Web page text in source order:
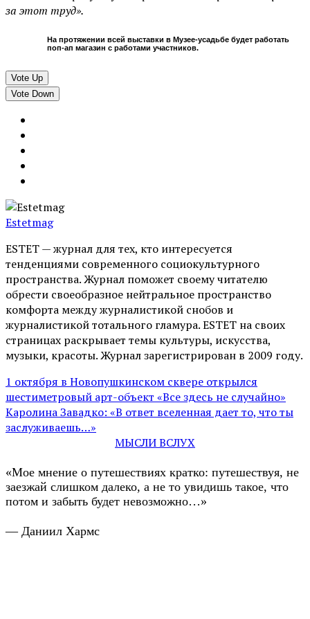
за этот труд».
На протяжении всей выставки в Музее-усадьбе будет работать
поп-ап магазин с работами участников.
Vote Up
Vote Down
Estetmag
ESTET — журнал для тех, кто интересуeтся
тенденциями современного социокультурного
пространства. Журнал поможет своему читателю
обрести своеобразное нейтральное пространство
комфорта между журналистикой снобов и
журналистикой тотального гламура. ESTET на своих
страницах раскрывает темы культуры, искусства,
музыки, красоты. Журнал зарегистрирован в 2009 году.
1 октября в Новопушкинском сквере открылся
шестиметровый арт-объект «Все здесь не случайно»
Каролина Завадко: «В ответ вселенная дает то, что ты
заслуживаешь…»
МЫСЛИ ВСЛУХ
«Мое мнение о путешествиях кратко: путешествуя, не
заезжай слишком далеко, а не то увидишь такое, что
потом и забыть будет невозможно…»
— Даниил Хармс